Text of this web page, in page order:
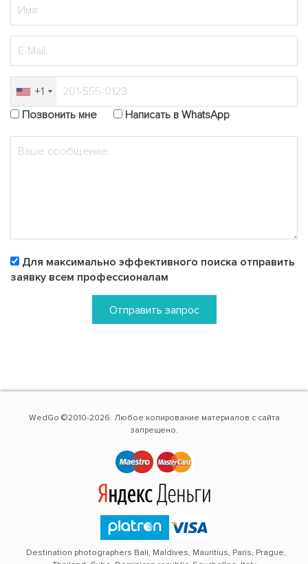
+1
Позвонить мне
Написать в WhatsApp
Для максимально эффективного поиска отправить
заявку всем профессионалам
Отправить запрос
WedGo ©2010-2026. Любое копирование материалов с сайта
запрещено.
Destination photographers Bali, Maldives, Mauritius, Paris, Prague,